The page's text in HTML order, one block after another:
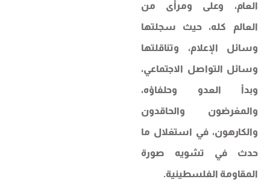
العام، وعلى ومرأى من
العالم كله، حيث سجلتها
وسائل الإعلام، وتناقلتها
وسائل التواصل الاجتماعي،
وبدأ العدو وحلفاؤه،
والمغرضون والحاقدون
والكارهون، في استغلال ما
حدث في تشويه صورة
المقاومة الفلسطينية.